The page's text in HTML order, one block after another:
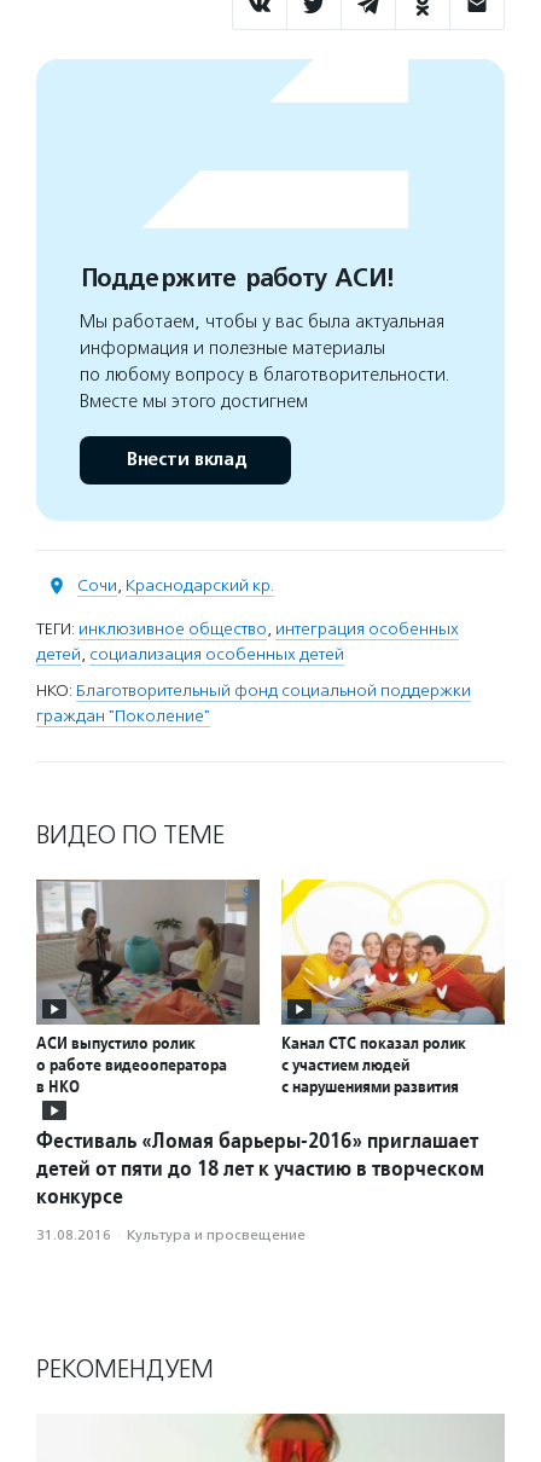
Поддержите работу АСИ!
Мы работаем, чтобы у вас была актуальная
информация и полезные материалы
по любому вопросу в благотворительности.
Вместе мы этого достигнем
Внести вклад
Сочи, Краснодарский кр.
ТЕГИ: инклюзивное общество, интеграция особенных
детей, социализация особенных детей
НКО: Благотворительный фонд социальной поддержки
граждан "Поколение"
ВИДЕО ПО ТЕМЕ
АСИ выпустило ролик
о работе видеооператора
в НКО
Канал СТС показал ролик
с участием людей
с нарушениями развития
Фестиваль «Ломая барьеры-2016» приглашает
детей от пяти до 18 лет к участию в творческом
конкурсе
31.08.2016 · Культура и просвещение
РЕКОМЕНДУЕМ